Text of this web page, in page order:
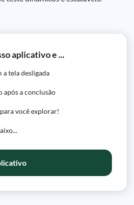
aplicativo e ...
a tela desligada
após a conclusão
você explorar!